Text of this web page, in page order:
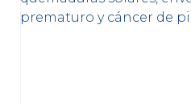
prematuro y cáncer de